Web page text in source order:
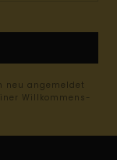
neu angemeldet
Willkommens-